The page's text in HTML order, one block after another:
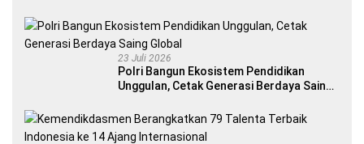
23 Juli 2026
Polri Bangun Ekosistem Pendidikan
Unggulan, Cetak Generasi Berdaya Saing